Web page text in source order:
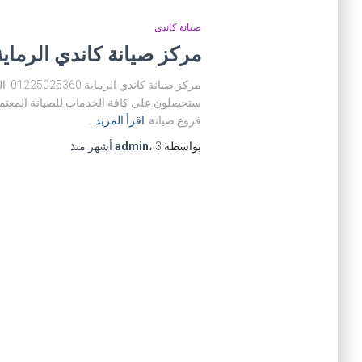
صيانة كاندى
مركز صيانة كاندي الرماية
ستحصلون على كافة الخدمات للصيانة
فروع صيانة اقرأ المزيد…
بواسطة
admin، 3 أشهر منذ